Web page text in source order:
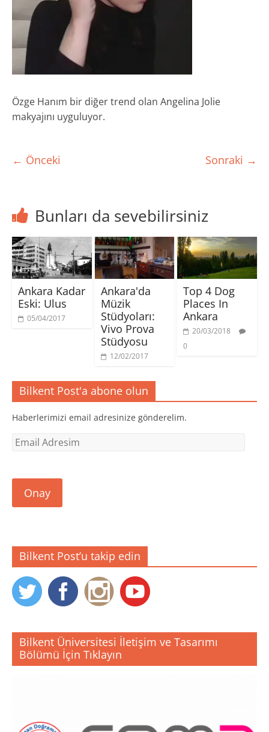
Özge Hanım bir diğer trend olan Angelina Jolie
makyajını uyguluyor.
← Önceki Sonraki →
Bunları da sevebilirsiniz
Ankara Kadar
Eski: Ulus
05/04/2017
Ankara'da
Müzik
Stüdyoları:
Vivo Prova
Stüdyosu
12/02/2017
Top 4 Dog
Places In
Ankara
20/03/2018
0
Bilkent Post'a abone olun
Haberlerimizi email adresinize gönderelim.
Email
Onay
Bilkent Post’u takip edin
Bilkent Üniversitesi İletişim ve Tasarımı
Bölümü İçin Tıklayın